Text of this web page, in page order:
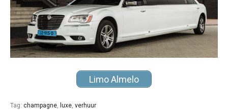
Limo Almelo
Tag: champagne, luxe, verhuur